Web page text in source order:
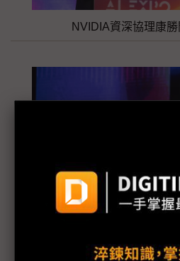
NVIDIA資深協理康
AWS台灣暨香港專業解決方案